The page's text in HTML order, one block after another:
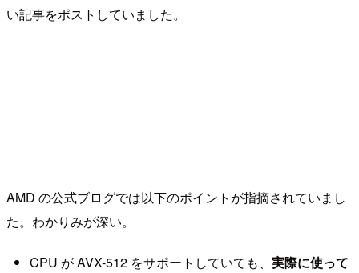
い記事をポストしていました。
AMD の公式ブログでは以下のポイントが指摘されていまし
た。わかりみが深い。
CPU が AVX-512 をサポートしていても、 実際に使って